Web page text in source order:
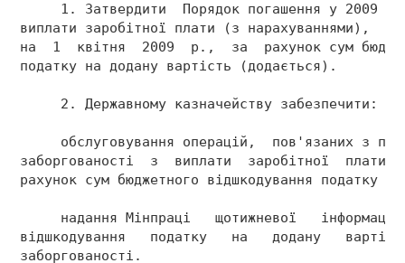
1. Затвердити  Порядок погашення у 2009
виплати заробітної плати (з нарахуваннями),
на  1  квітня  2009  р.,  за  рахунок сум
податку на додану вартість (додається).
     2. Державному казначейству забезпечити:
обслуговування операцій,  пов'язаних з
заборгованості  з  виплати  заробітної  плати
рахунок сум бюджетного відшкодування податку
надання Мінпраці   щотижневої
відшкодування   податку   на   додану
заборгованості.